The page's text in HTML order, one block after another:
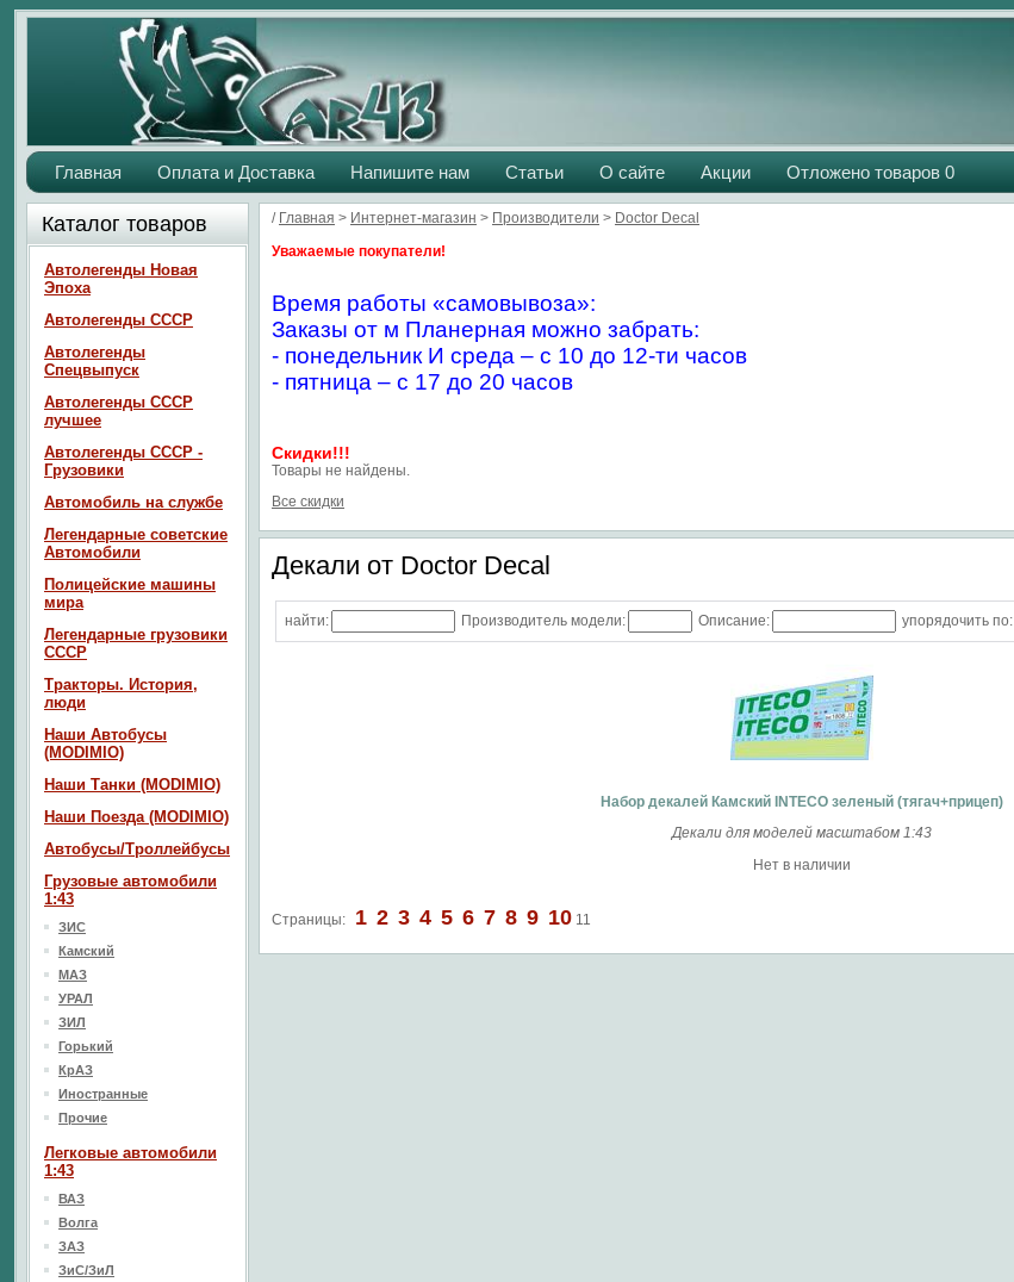
Главная Оплата и Доставка Напишите нам Статьи О сайте Акции Отложено товаров 0
/ Главная > Интернет-магазин > Производители > Doctor Decal
Уважаемые покупатели!
Время работы «самовывоза»:
Заказы от м Планерная можно забрать:
- понедельник И среда – с 10 до 12-ти часов
- пятница – с 17 до 20 часов
Скидки!!!
Товары не найдены.
Все скидки
Декали от Doctor Decal
найти: Производитель модели: Описание: упорядочить по:
Набор декалей Камский INTECO зеленый (тягач+прицеп)
Декали для моделей масштабом 1:43
Нет в наличии
Страницы: 1 2 3 4 5 6 7 8 9 10 11
Каталог товаров
Автолегенды Новая
Эпоха
Автолегенды СССР
Автолегенды
Спецвыпуск
Автолегенды СССР
лучшее
Автолегенды СССР -
Грузовики
Автомобиль на службе
Легендарные советские
Автомобили
Полицейские машины
мира
Легендарные грузовики
СССР
Тракторы. История,
люди
Наши Автобусы
(MODIMIO)
Наши Танки (MODIMIO)
Наши Поезда (MODIMIO)
Автобусы/Троллейбусы
Грузовые автомобили
1:43
ЗИС
Камский
МАЗ
УРАЛ
ЗИЛ
Горький
КрАЗ
Иностранные
Прочие
Легковые автомобили
1:43
ВАЗ
Волга
ЗАЗ
ЗиС/ЗиЛ